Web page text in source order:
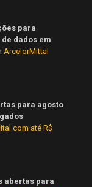
para
dados em
ArcelorMittal
para agosto
com até R$
abertas para